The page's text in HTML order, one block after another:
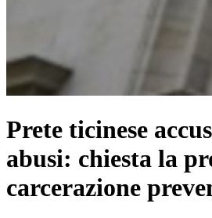
Prete ticinese
abusi: chiesta la
carcerazione